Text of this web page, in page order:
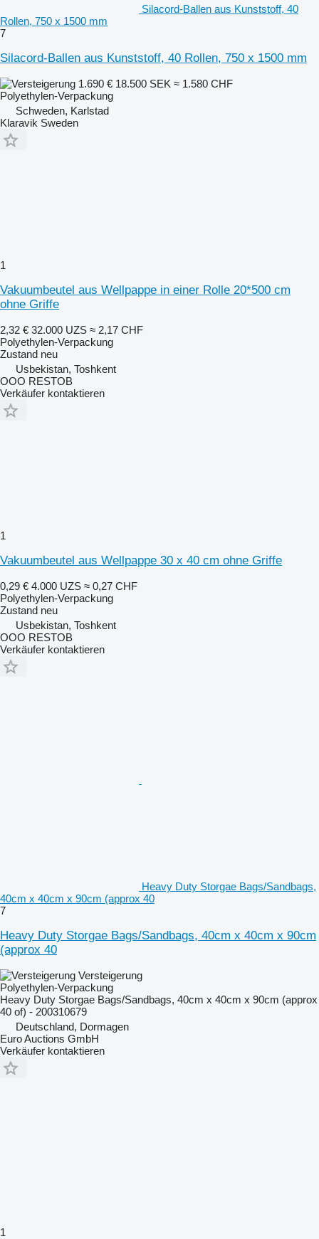
Silacord-Ballen aus Kunststoff, 40
Rollen, 750 x 1500 mm
7
Silacord-Ballen aus Kunststoff, 40 Rollen, 750 x 1500 mm
1.690 € 18.500 SEK ≈ 1.580 CHF
Polyethylen-Verpackung
Schweden, Karlstad
Klaravik Sweden
1
Vakuumbeutel aus Wellpappe in einer Rolle 20*500 cm
ohne Griffe
2,32 € 32.000 UZS ≈ 2,17 CHF
Polyethylen-Verpackung
Zustand neu
Usbekistan, Toshkent
OOO RESTOB
Verkäufer kontaktieren
1
Vakuumbeutel aus Wellpappe 30 x 40 cm ohne Griffe
0,29 € 4.000 UZS ≈ 0,27 CHF
Polyethylen-Verpackung
Zustand neu
Usbekistan, Toshkent
OOO RESTOB
Verkäufer kontaktieren
Heavy Duty Storgae Bags/Sandbags,
40cm x 40cm x 90cm (approx 40
7
Heavy Duty Storgae Bags/Sandbags, 40cm x 40cm x 90cm
(approx 40
Versteigerung
Polyethylen-Verpackung
Heavy Duty Storgae Bags/Sandbags, 40cm x 40cm x 90cm (approx
40 of) - 200310679
Deutschland, Dormagen
Euro Auctions GmbH
Verkäufer kontaktieren
1